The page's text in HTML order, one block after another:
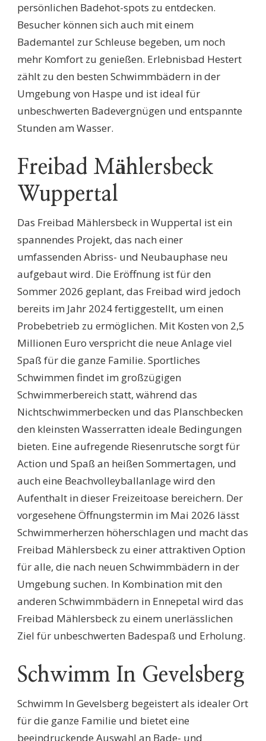
persönlichen Badehot-spots zu entdecken.
Besucher können sich auch mit einem
Bademantel zur Schleuse begeben, um noch
mehr Komfort zu genießen. Erlebnisbad Hestert
zählt zu den besten Schwimmbädern in der
Umgebung von Haspe und ist ideal für
unbeschwerten Badevergnügen und entspannte
Stunden am Wasser.
Freibad Mählersbeck
Wuppertal
Das Freibad Mählersbeck in Wuppertal ist ein
spannendes Projekt, das nach einer
umfassenden Abriss- und Neubauphase neu
aufgebaut wird. Die Eröffnung ist für den
Sommer 2026 geplant, das Freibad wird jedoch
bereits im Jahr 2024 fertiggestellt, um einen
Probebetrieb zu ermöglichen. Mit Kosten von 2,5
Millionen Euro verspricht die neue Anlage viel
Spaß für die ganze Familie. Sportliches
Schwimmen findet im großzügigen
Schwimmerbereich statt, während das
Nichtschwimmerbecken und das Planschbecken
den kleinsten Wasserratten ideale Bedingungen
bieten. Eine aufregende Riesenrutsche sorgt für
Action und Spaß an heißen Sommertagen, und
auch eine Beachvolleyballanlage wird den
Aufenthalt in dieser Freizeitoase bereichern. Der
vorgesehene Öffnungstermin im Mai 2026 lässt
Schwimmerherzen höherschlagen und macht das
Freibad Mählersbeck zu einer attraktiven Option
für alle, die nach neuen Schwimmbädern in der
Umgebung suchen. In Kombination mit den
anderen Schwimmbädern in Ennepetal wird das
Freibad Mählersbeck zu einem unerlässlichen
Ziel für unbeschwerten Badespaß und Erholung.
Schwimm In Gevelsberg
Schwimm In Gevelsberg begeistert als idealer Ort
für die ganze Familie und bietet eine
beeindruckende Auswahl an Bade- und